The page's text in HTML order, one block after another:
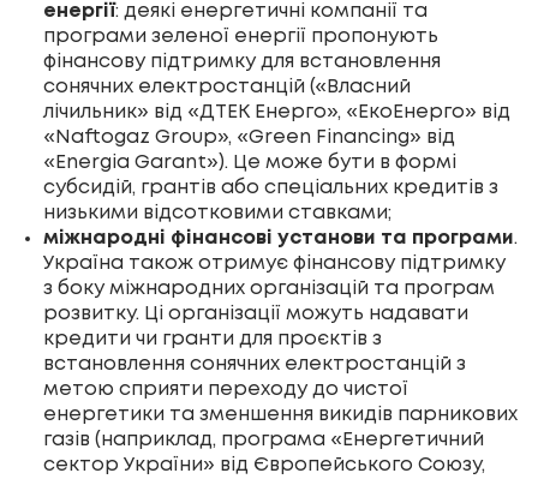
енергії: деякі енергетичні компанії та
програми зеленої енергії пропонують
фінансову підтримку для встановлення
сонячних електростанцій («Власний
лічильник» від «ДТЕК Енерго», «ЕкоЕнерго» від
«Naftogaz Group», «Green Financing» від
«Energia Garant»). Це може бути в формі
субсидій, грантів або спеціальних кредитів з
низькими відсотковими ставками;
міжнародні фінансові установи та програми.
Україна також отримує фінансову підтримку
з боку міжнародних організацій та програм
розвитку. Ці організації можуть надавати
кредити чи гранти для проєктів з
встановлення сонячних електростанцій з
метою сприяти переходу до чистої
енергетики та зменшення викидів парникових
газів (наприклад, програма «Енергетичний
сектор України» від Європейського Союзу,